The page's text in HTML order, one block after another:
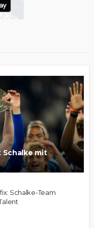
Schalke mit
Schalke-Team